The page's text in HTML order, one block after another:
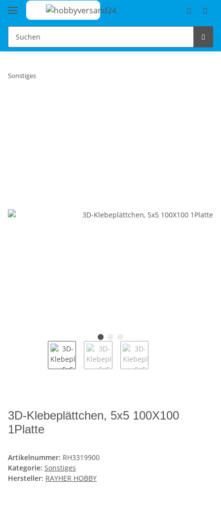
Sonstiges
3D-Klebeplättchen, 5x5 100X100
1Platte
Artikelnummer: RH3319900
Kategorie: Sonstiges
Hersteller: RAYHER HOBBY